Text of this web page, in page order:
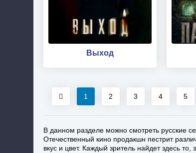
Выход
1 2 3 4 5
В данном разделе можно смотреть русские
Отечественный кино продакшн пестрит
вкус и цвет. Каждый зритель найдет здесь